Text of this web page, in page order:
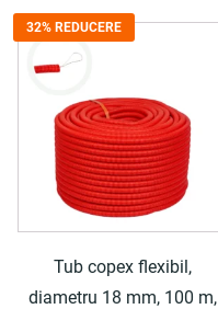
fost:
172.50 lei.
32% REDUCERE
Tub copex flexibil,
diametru 18 mm, 100 m,